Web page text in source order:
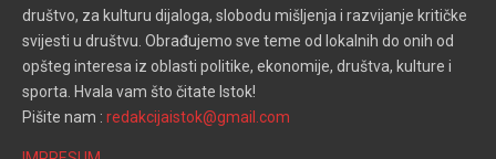
društvo, za kulturu dijaloga, slobodu mišljenja i razvijanje kritičke
svijesti u društvu. Obrađujemo sve teme od lokalnih do onih od
opšteg interesa iz oblasti politike, ekonomije, društva, kulture i
sporta. Hvala vam što čitate Istok!
Pišite nam : redakcijaistok@gmail.com